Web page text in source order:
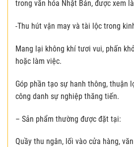
trong văn hóa Nhật Bản, được xem
-Thu hút vận may và tài lộc trong
Mang lại không khí tươi vui, phấn
hoặc làm việc.
Góp phần tạo sự hanh thông, thuận
công danh sự nghiệp thăng tiến.
– Sản phẩm thường được đặt tại:
Quầy thu ngân, lối vào cửa hàng,